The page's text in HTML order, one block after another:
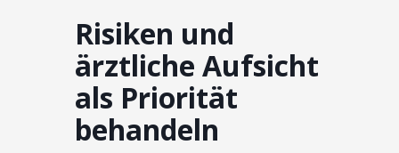
Risiken und
ärztliche Aufsicht
als Priorität
behandeln